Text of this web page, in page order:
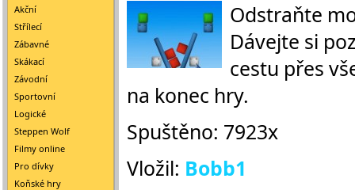
Akční
Střílecí
Zábavné
Skákací
Závodní
Sportovní
Logické
Steppen Wolf
Filmy online
Pro dívky
Koňské hry
Odstraňte
Dávejte si
cestu přes
na konec hry.
Spuštěno: 7923x
Vložil: Bobb1